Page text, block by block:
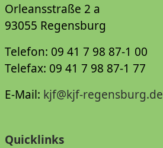
Orleansstraße 2 a
93055 Regensburg
Telefon: 09 41 7 98 87-1 00
Telefax: 09 41 7 98 87-1 77
E-Mail: kjf@kjf-regensburg.de
Quicklinks